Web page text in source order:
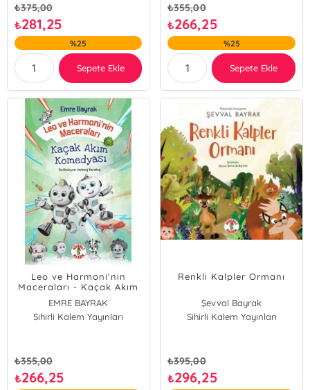
₺375,00
₺281,25
%25
Sepete Ekle
₺355,00
₺266,25
%25
Sepete Ekle
Leo ve Harmoni'nin
Maceraları - Kaçak Akım
EMRE BAYRAK
Sihirli Kalem Yayınları
₺355,00
₺266,25
Renkli Kalpler Ormanı
Şevval Bayrak
Sihirli Kalem Yayınları
₺395,00
₺296,25